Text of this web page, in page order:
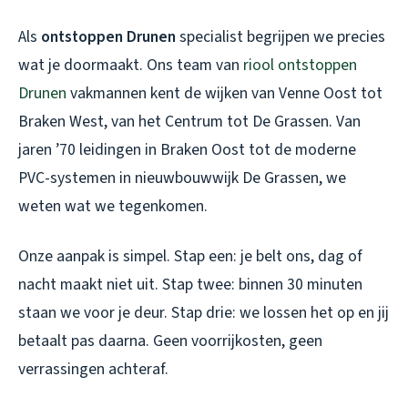
Als ontstoppen Drunen specialist begrijpen we precies
wat je doormaakt. Ons team van riool ontstoppen
Drunen vakmannen kent de wijken van Venne Oost tot
Braken West, van het Centrum tot De Grassen. Van
jaren ’70 leidingen in Braken Oost tot de moderne
PVC-systemen in nieuwbouwwijk De Grassen, we
weten wat we tegenkomen.
Onze aanpak is simpel. Stap een: je belt ons, dag of
nacht maakt niet uit. Stap twee: binnen 30 minuten
staan we voor je deur. Stap drie: we lossen het op en jij
betaalt pas daarna. Geen voorrijkosten, geen
verrassingen achteraf.